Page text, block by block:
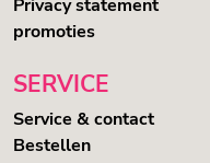
Privacy statement
promoties
SERVICE
Service & contact
Bestellen